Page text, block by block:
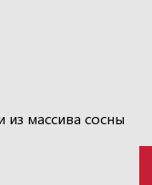
массива сосны